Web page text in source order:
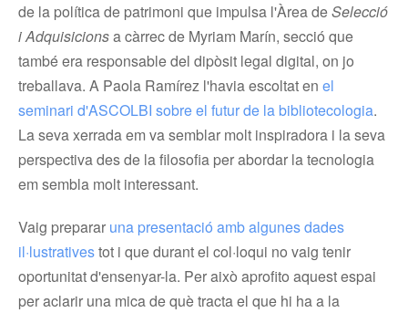
de la política de patrimoni que impulsa l'Àrea deSelecció
i Adquisicionsa càrrec de Myriam Marín, secció que
també era responsable del dipòsit legal digital, on jo
treballava. A Paola Ramírez l'havia escoltat en el
seminari d'ASCOLBI sobre el futur de la bibliotecologia.
La seva xerrada em va semblar molt inspiradora i la seva
perspectiva des de la filosofia per abordar la tecnologia
em sembla molt interessant.
Vaig preparar una presentació amb algunes dades
il·lustrativestot i que durant el col·loqui no vaig tenir
oportunitat d'ensenyar-la. Per això aprofito aquest espai
per aclarir una mica de què tracta el que hi ha a la